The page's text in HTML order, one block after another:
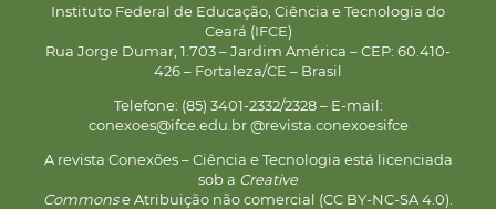
Instituto Federal de Educação, Ciência e Tecnologia do
Ceará (IFCE)
Rua Jorge Dumar, 1.703 – Jardim América – CEP: 60.410-
426 – Fortaleza/CE – Brasil
Telefone: (85) 3401-2332/2328 – E-mail:
conexoes@ifce.edu.br @revista.conexoesifce
A revista Conexões – Ciência e Tecnologia está licenciada
sob a Creative
Commonse Atribuição não comercial (CC BY-NC-SA 4.0).